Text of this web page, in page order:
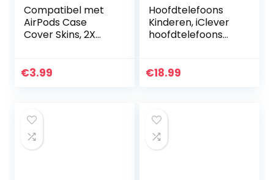
Compatibel met
AirPods Case
Cover Skins, 2X
Siliconen Case
€3.99
Hoofdtelefoons
Kinderen, iClever
hoofdtelefoons
met microfoon,
€18.99